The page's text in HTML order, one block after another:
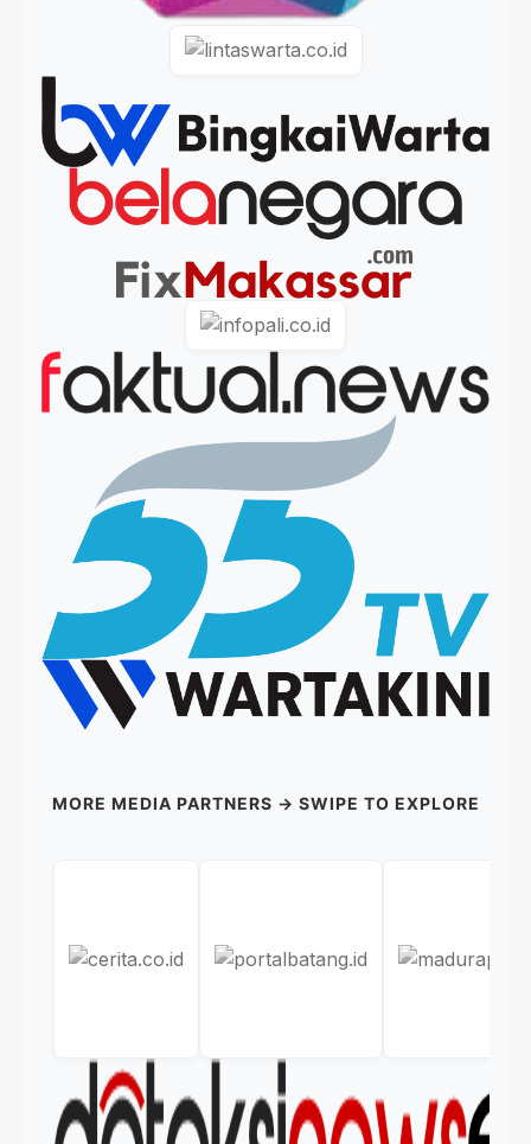
MORE MEDIA PARTNERS → SWIPE TO EXPLORE